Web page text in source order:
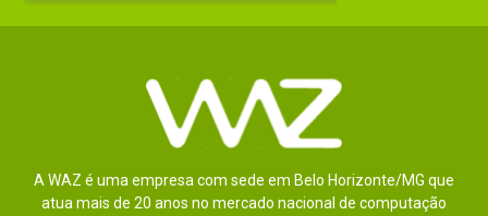
A WAZ é uma empresa com sede em Belo Horizonte/MG que
atua mais de 20 anos no mercado nacional de computação